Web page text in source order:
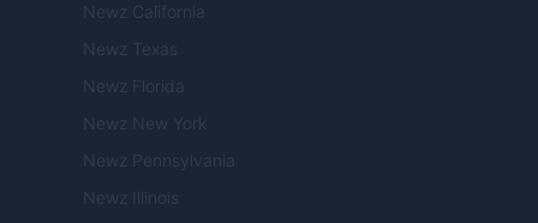
Newz California
Newz Texas
Newz Florida
Newz New York
Newz Pennsylvania
Newz Illinois